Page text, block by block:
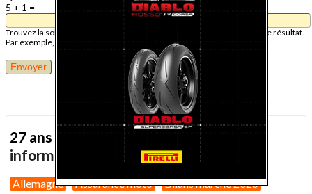
5 + 1 =
Trouvez la solution de ce problème mathématique simple et saisissez le résultat.
Par exemple, pour 1 + 3, saisissez 4.
27 ans d'actualité moto :
toutes nos
informations depuis 1999 !
Allemagne Assurance moto Bilans marché 2026